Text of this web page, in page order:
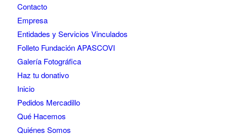
Contacto
Empresa
Entidades y Servicios Vinculados
Folleto Fundación APASCOVI
Galería Fotográfica
Haz tu donativo
Inicio
Pedidos Mercadillo
Qué Hacemos
Quiénes Somos